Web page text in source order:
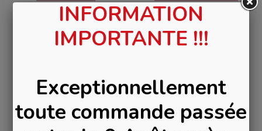
INFORMATION
IMPORTANTE !!!
Exceptionnellement
toute commande passée